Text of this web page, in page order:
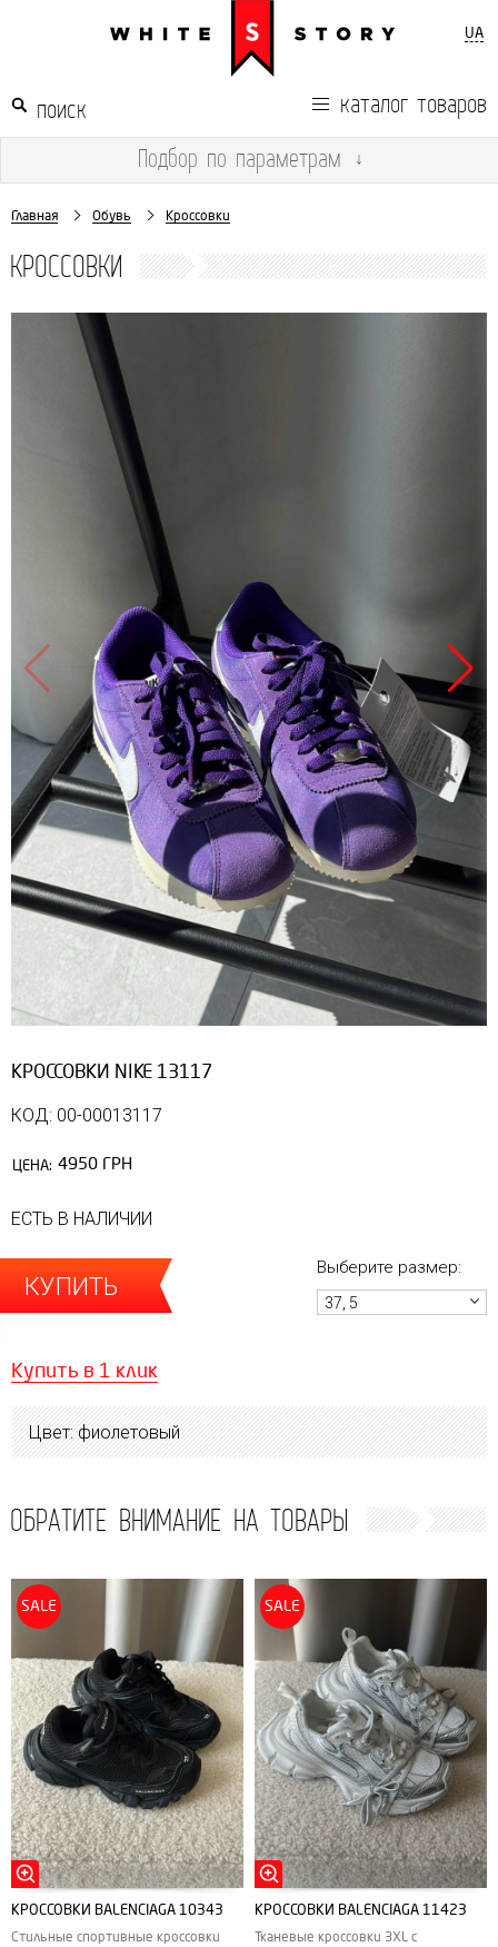
UA
каталог товаров
Подбор по параметрам ↓
Главная Обувь Кроссовки
КРОССОВКИ
КРОССОВКИ NIKE 13117
КОД: 00-00013117
ЦЕНА: 4950 ГРН
ЕСТЬ В НАЛИЧИИ
КУПИТЬ
Выберите размер:
37, 5
Купить в 1 клик
Цвет: фиолетовый
ОБРАТИТЕ ВНИМАНИЕ НА ТОВАРЫ
SALE
КРОССОВКИ BALENCIAGA 10343
Стильные спортивные кроссовки
SALE
КРОССОВКИ BALENCIAGA 11423
Тканевые кроссовки 3XL с